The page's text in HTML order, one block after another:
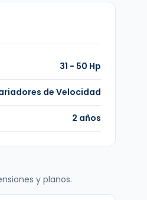
31 - 50 Hp
de Velocidad
2 años
y planos.